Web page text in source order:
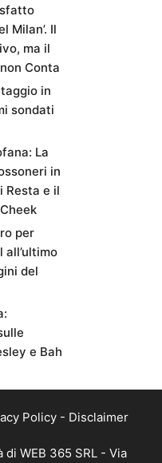
Milan’. Il
ma il
Conta
in
sondati
La
in
Resta e il
per
all’ultimo
del
e Bah
Policy - Disclaimer
WEB 365 SRL - Via